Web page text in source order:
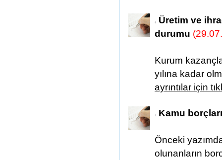
Üretim ve
durumu
Kurum
yılına kadar
ayrıntılar için
Kamu
Önceki
olunanların